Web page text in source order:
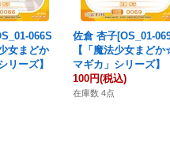
066S
女まどか
ーズ】
佐倉 杏子[OS_01-
【「魔法少女まど
マギカ」シリーズ】
100円(税込)
在庫数 4点